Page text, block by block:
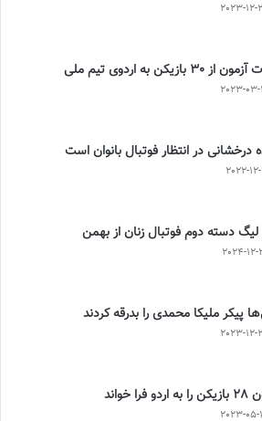
2023-12-
30 بازیکن به اردوی تیم ملی
2023-03-
درخشانی در انتظار فوتبال بانوان است
2022-12-
لیگ دسته دوم فوتبال زنان از بهمن
2024-12-
پیکر ملیکا محمدی را بدرقه کردند
2023-12-
خواند
2023-05-